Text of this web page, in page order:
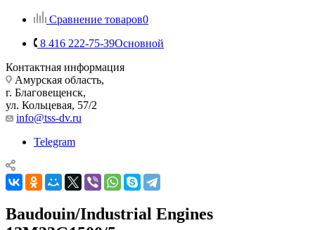
Сравнение товаров0
8 416 222-75-39Основной
Контактная информация
Амурская область,
г. Благовещенск,
ул. Кольцевая, 57/2
info@tss-dv.ru
Telegram
Baudouin/Industrial Engines